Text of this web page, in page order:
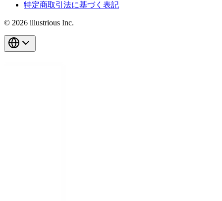
特定商取引法に基づく表記
© 2026 illustrious Inc.